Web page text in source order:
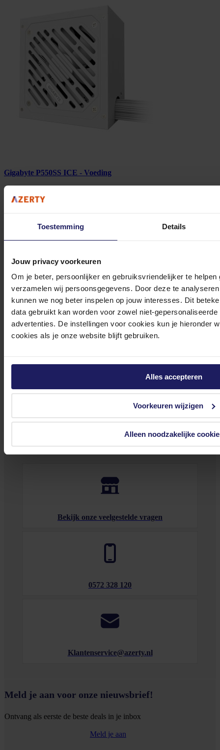
Toestemming Details
Jouw privacy voorkeuren
Om je beter, persoonlijker en gebruiksvriendelijker te
verzamelen wij persoonsgegevens. Door deze te
kunnen we nog beter inspelen op jouw interesses. Dit
data gebruikt kan worden voor zowel niet-
advertenties. De instellingen voor cookies kun je hieronder
cookies als je onze website blijft gebruiken.
Alles accepteren
Voorkeuren wijzigen
Alleen noodzakelijke
Gigabyte P550SS ICE - Voeding
Volgende werkdag in huis
In winkel­wagen
GIGABYTE GP-P450B - Voeding
ATX12V 2.31 - 80 PLUS Bronze - 450 Watt - 100-240 Volt wisselstroom V - Actieve
45,85
Incl. 21% BTW
In winkel­wagen
Stel jouw vragen aan onze klantenservice!
Heb je vragen over onze producten, diensten of service? Onze deskundige
s staan klaar om jouw vragen te beantwoorden en verwijzen je
door indien nodig.
Onze klantenservice is via mail bereikbaar van maandag t/m vrijdag van 09.00
tot 17.00 uur en op zaterdag van 10.00 tot 15.00 uur.
Bekijk onze veelgestelde vragen
0572 328 120
Klantenservice@azerty.nl
Meld je aan voor onze nieuwsbrief!
Ontvang als eerste de beste deals in je inbox
Meld je aan